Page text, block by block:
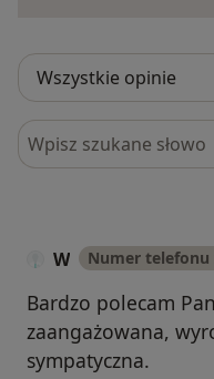
Szukaj w opiniach
W Numer
Bardzo polecam
zaangażowana,
sympatyczna.